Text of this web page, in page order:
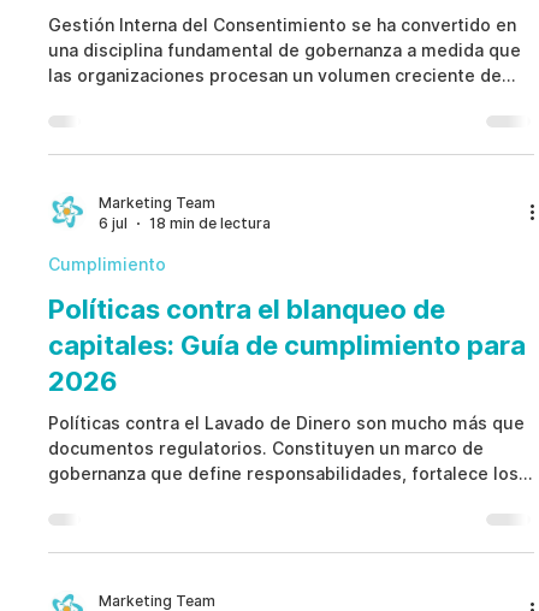
Gestión Interna del Consentimiento se ha convertido en
una disciplina fundamental de gobernanza a medida que
las organizaciones procesan un volumen creciente de
Humanos, cumplimiento, investigaciones internas,
seguridad y operaciones empresariales. En lugar de
firma una sola vez, Gestión Interna del Consentimiento
establece un marco integral que conecta las autorizacio
Marketing Team
6 jul
18 min de lectura
Cumplimiento
Políticas contra el blanqueo de
capitales: Guía de cumplimiento para
2026
Políticas contra el Lavado de Dinero son mucho más que
documentos regulatorios. Constituyen un marco de
gobernanza que define responsabilidades, fortalece los
la organización. En lugar de depender únicamente de
herramientas tecnológicas o listas de verificación
establecen procesos claros de responsabilidad,
Marketing Team